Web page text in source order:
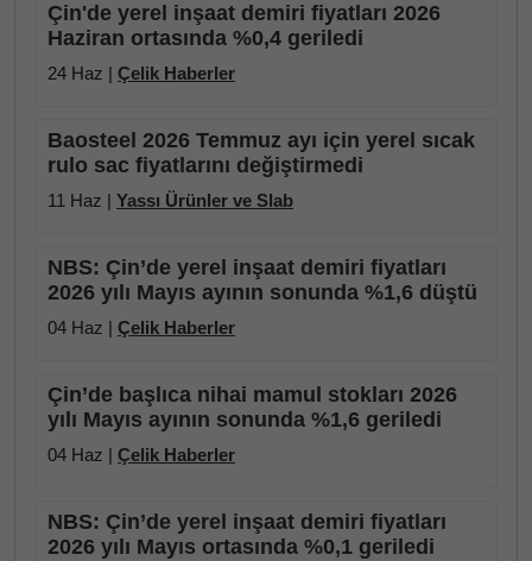
Çin'de yerel inşaat demiri fiyatları 2026
Haziran ortasında %0,4 geriledi
24 Haz | Çelik Haberler
Baosteel 2026 Temmuz ayı için yerel sıcak
rulo sac fiyatlarını değiştirmedi
11 Haz | Yassı Ürünler ve Slab
NBS: Çin’de yerel inşaat demiri fiyatları
2026 yılı Mayıs ayının sonunda %1,6 düştü
04 Haz | Çelik Haberler
Çin’de başlıca nihai mamul stokları 2026
yılı Mayıs ayının sonunda %1,6 geriledi
04 Haz | Çelik Haberler
NBS: Çin’de yerel inşaat demiri fiyatları
2026 yılı Mayıs ortasında %0,1 geriledi